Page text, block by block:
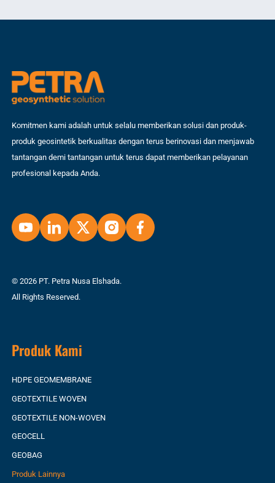
Komitmen kami adalah untuk selalu memberikan solusi dan produk-
produk geosintetik berkualitas dengan terus berinovasi dan menjawab
tantangan demi tantangan untuk terus dapat memberikan pelayanan
profesional kepada Anda.
© 2026 PT. Petra Nusa Elshada.
All Rights Reserved.
Produk Kami
HDPE GEOMEMBRANE
GEOTEXTILE WOVEN
GEOTEXTILE NON-WOVEN
GEOCELL
GEOBAG
Produk Lainnya